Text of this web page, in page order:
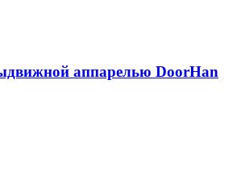
аппарелью DoorHan